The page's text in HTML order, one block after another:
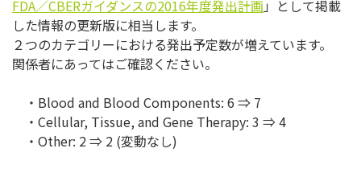
FDA／CBERガイダンスの2016年度発出計画 」として掲載
した情報の更新版に相当します。
２つのカテゴリーにおける発出予定数が増えています。
関係者にあってはご確認ください。
・Blood and Blood Components: 6 ⇒ 7
・Cellular, Tissue, and Gene Therapy: 3 ⇒ 4
・Other: 2 ⇒ 2 (変動なし)